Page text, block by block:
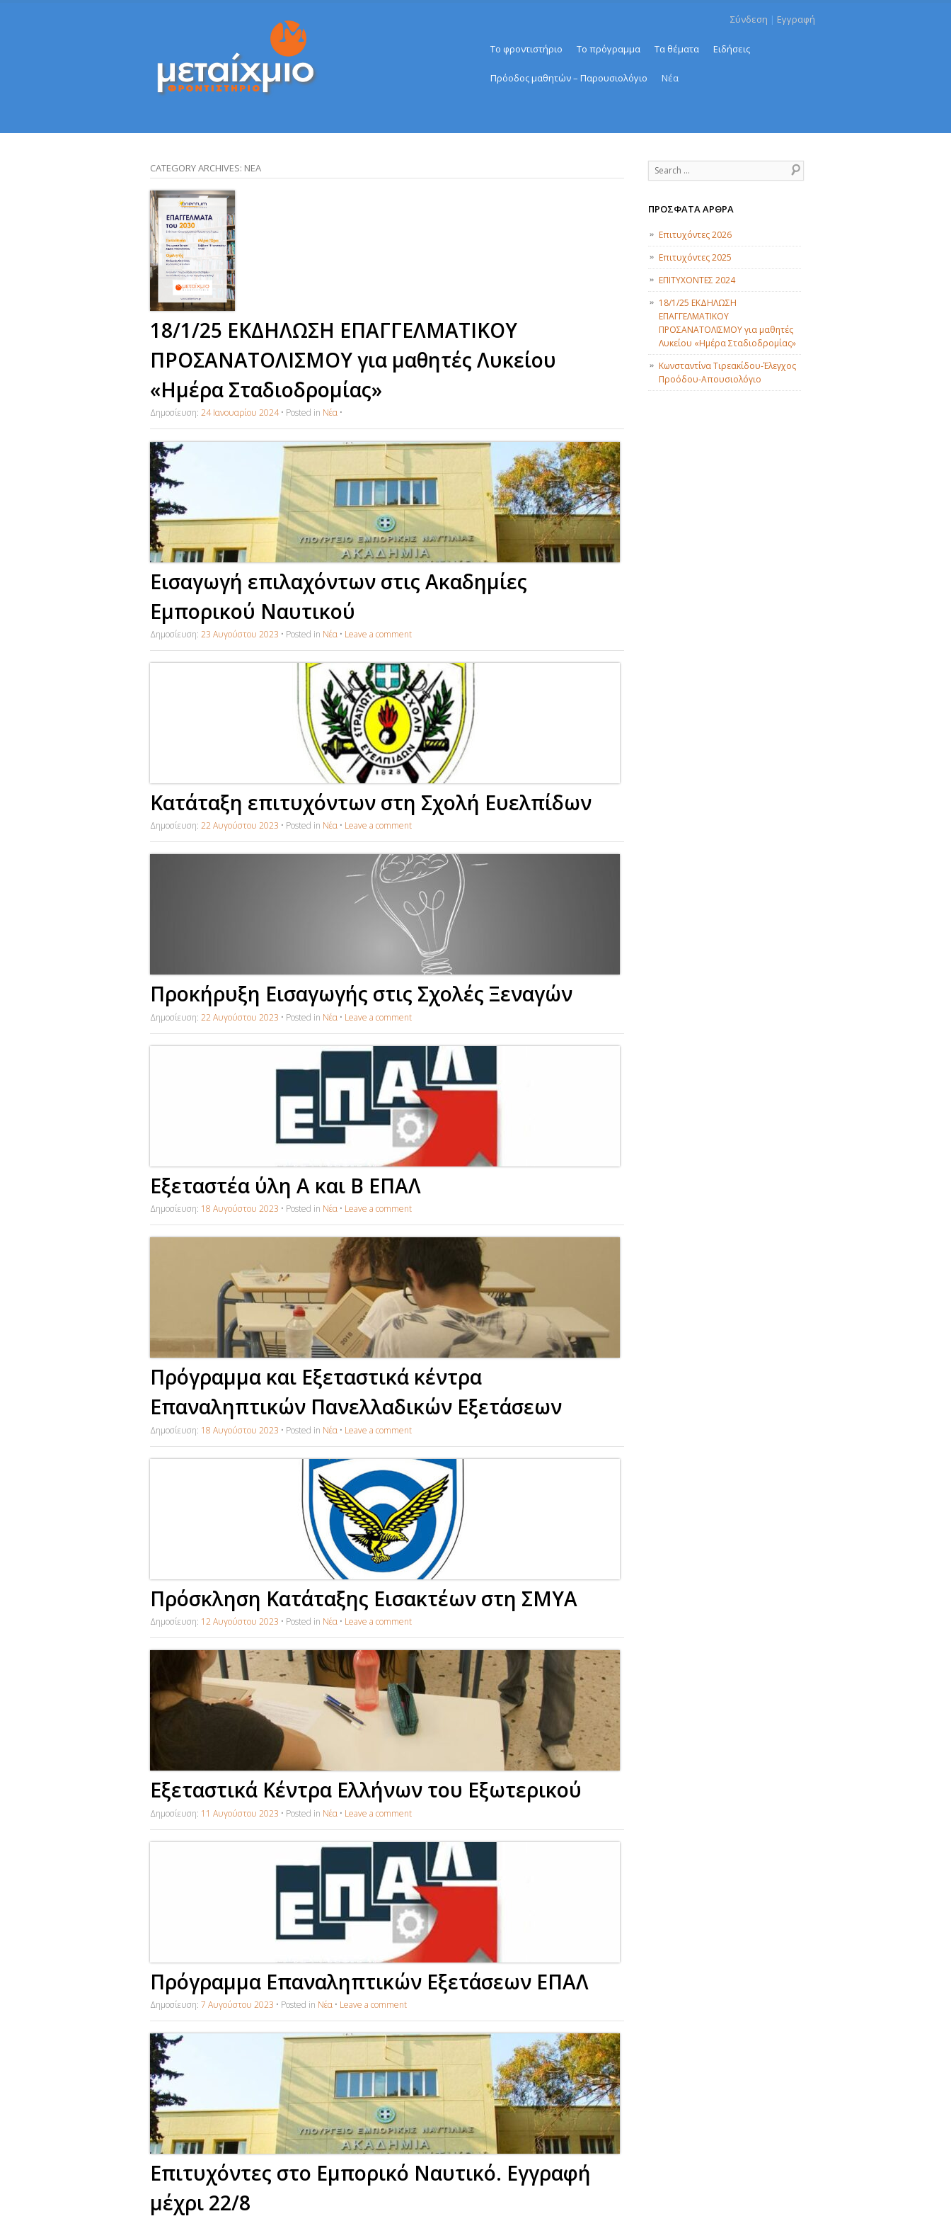
Σύνδεση | Εγγραφή
Skip to content
Το φροντιστήριο Το πρόγραμμα Τα θέματα Ειδήσεις
Πρόοδος μαθητών – Παρουσιολόγιο Νέα
CATEGORY ARCHIVES: ΝΈΑ
18/1/25 ΕΚΔΗΛΩΣΗ ΕΠΑΓΓΕΛΜΑΤΙΚΟΥ
ΠΡΟΣΑΝΑΤΟΛΙΣΜΟΥ για μαθητές Λυκείου
«Ημέρα Σταδιοδρομίας»
Δημοσίευση: 24 Ιανουαρίου 2024 • Posted in Νέα •
Εισαγωγή επιλαχόντων στις Ακαδημίες
Εμπορικού Ναυτικού
Δημοσίευση: 23 Αυγούστου 2023 • Posted in Νέα • Leave a comment
Κατάταξη επιτυχόντων στη Σχολή Ευελπίδων
Δημοσίευση: 22 Αυγούστου 2023 • Posted in Νέα • Leave a comment
Προκήρυξη Εισαγωγής στις Σχολές Ξεναγών
Δημοσίευση: 22 Αυγούστου 2023 • Posted in Νέα • Leave a comment
Εξεταστέα ύλη Α και Β ΕΠΑΛ
Δημοσίευση: 18 Αυγούστου 2023 • Posted in Νέα • Leave a comment
Πρόγραμμα και Εξεταστικά κέντρα
Επαναληπτικών Πανελλαδικών Εξετάσεων
Δημοσίευση: 18 Αυγούστου 2023 • Posted in Νέα • Leave a comment
Πρόσκληση Κατάταξης Εισακτέων στη ΣΜΥΑ
Δημοσίευση: 12 Αυγούστου 2023 • Posted in Νέα • Leave a comment
Εξεταστικά Κέντρα Ελλήνων του Εξωτερικού
Δημοσίευση: 11 Αυγούστου 2023 • Posted in Νέα • Leave a comment
Πρόγραμμα Επαναληπτικών Εξετάσεων ΕΠΑΛ
Δημοσίευση: 7 Αυγούστου 2023 • Posted in Νέα • Leave a comment
Επιτυχόντες στο Εμπορικό Ναυτικό. Εγγραφή
μέχρι 22/8
Search
ΠΡΌΣΦΑΤΑ ΆΡΘΡΑ
Επιτυχόντες 2026
Επιτυχόντες 2025
ΕΠΙΤΥΧΟΝΤΕΣ 2024
18/1/25 ΕΚΔΗΛΩΣΗ
ΕΠΑΓΓΕΛΜΑΤΙΚΟΥ
ΠΡΟΣΑΝΑΤΟΛΙΣΜΟΥ για μαθητές
Λυκείου «Ημέρα Σταδιοδρομίας»
Κωνσταντίνα Τιρεακίδου-Έλεγχος
Προόδου-Απουσιολόγιο